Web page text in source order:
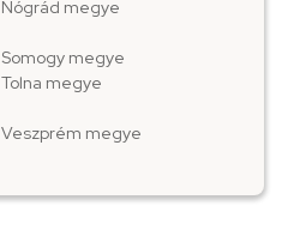
Nógrád megye
Somogy megye
Tolna megye
Veszprém megye